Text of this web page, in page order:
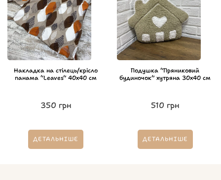
Накладка на стілець/крісло
панама “Leaves” 40х40 см
350 грн
ДЕТАЛЬНІШЕ
Подушка “Пряниковий
будиночок” хутряна 30х40 см
510 грн
ДЕТАЛЬНІШЕ